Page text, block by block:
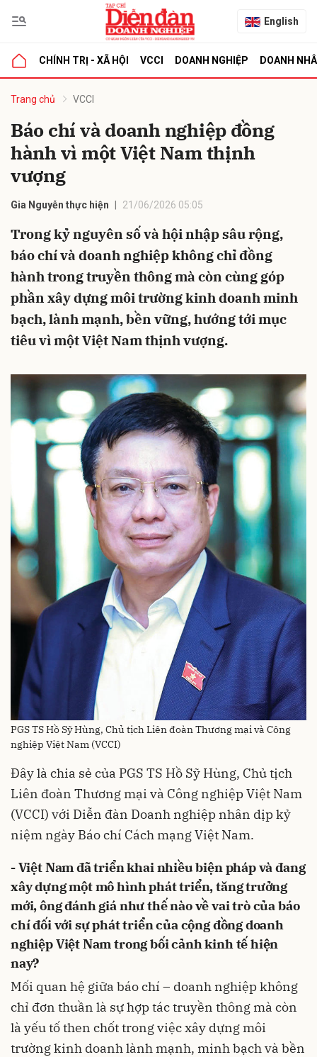
English
CHÍNH TRỊ - XÃ HỘI VCCI DOANH NGHIỆP DOANH
Trang chủ VCCI
Báo chí và doanh nghiệp đồng
hành vì một Việt Nam thịnh
vượng
Gia Nguyễn thực hiện 21/06/2026 05:05
Trong kỷ nguyên số và hội nhập sâu rộng,
báo chí và doanh nghiệp không chỉ đồng
hành trong truyền thông mà còn cùng góp
phần xây dựng môi trường kinh doanh minh
bạch, lành mạnh, bền vững, hướng tới mục
tiêu vì một Việt Nam thịnh vượng.
PGS TS Hồ Sỹ Hùng, Chủ tịch Liên đoàn Thương mại và Công
nghiệp Việt Nam (VCCI)
Đây là chia sẻ của PGS TS Hồ Sỹ Hùng, Chủ tịch
Liên đoàn Thương mại và Công nghiệp Việt Nam
(VCCI) với Diễn đàn Doanh nghiệp nhân dịp kỷ
niệm ngày Báo chí Cách mạng Việt Nam.
- Việt Nam đã triển khai nhiều biện pháp và đang
xây dựng một mô hình phát triển, tăng trưởng
mới, ông đánh giá như thế nào về vai trò của báo
chí đối với sự phát triển của cộng đồng doanh
nghiệp Việt Nam trong bối cảnh kinh tế hiện
nay?
Mối quan hệ giữa báo chí – doanh nghiệp không
chỉ đơn thuần là sự hợp tác truyền thông mà còn
là yếu tố then chốt trong việc xây dựng môi
trường kinh doanh lành mạnh, minh bạch và bền
luận
Hủy